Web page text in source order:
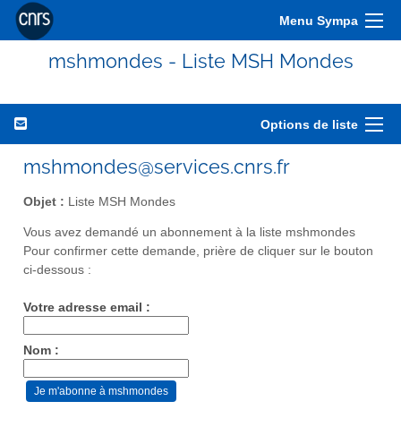
Menu Sympa
mshmondes - Liste MSH Mondes
Options de liste
mshmondes@services.cnrs.fr
Objet : Liste MSH Mondes
Vous avez demandé un abonnement à la liste mshmondes
Pour confirmer cette demande, prière de cliquer sur le bouton
ci-dessous :
Votre adresse email :
Nom :